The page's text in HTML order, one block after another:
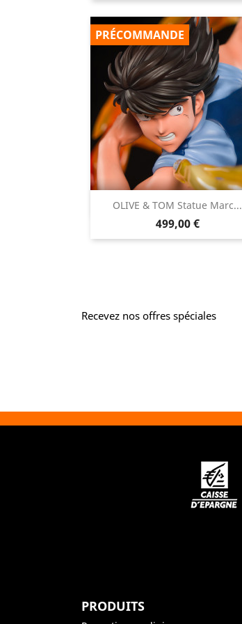
OLIVE & TOM Statue Marc...
Prix
499,00 €
PRÉCOMMANDE
Aperçu rapide
Recevez nos offres spéciales
PRODUITS